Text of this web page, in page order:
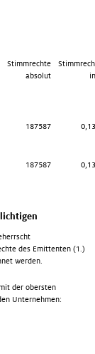
Stimmrechte
absolut
187587
187587
des Emittenten (1.)
werden.
der obersten
Unternehmen: